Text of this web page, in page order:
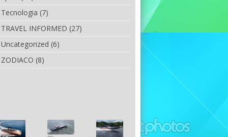
Tecnologia (7)
TRAVEL INFORMED (27)
Uncategorized (6)
ZODIACO (8)